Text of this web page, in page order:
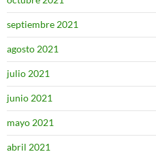
septiembre 2021
agosto 2021
julio 2021
junio 2021
mayo 2021
abril 2021